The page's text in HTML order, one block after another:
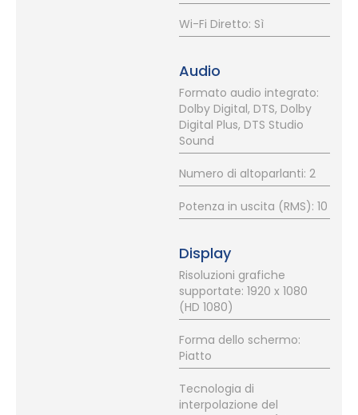
Wi-Fi Diretto: Sì
Audio
Formato audio integrato:
Dolby Digital, DTS, Dolby
Digital Plus, DTS Studio
Sound
Numero di altoparlanti: 2
Potenza in uscita (RMS): 10
Display
Risoluzioni grafiche
supportate: 1920 x 1080
(HD 1080)
Forma dello schermo:
Piatto
Tecnologia di
interpolazione del